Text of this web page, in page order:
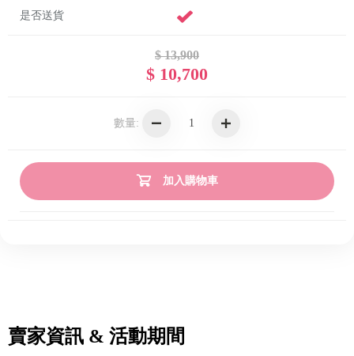
是否送貨
$ 13,900
$ 10,700
數量:
加入購物車
賣家資訊 & 活動期間